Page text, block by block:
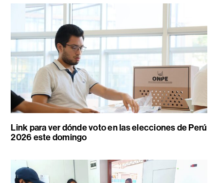
Link para ver dónde voto en las elecciones de Perú
2026 este domingo